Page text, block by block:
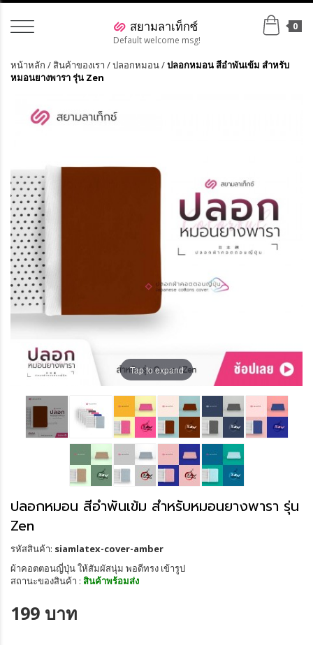
Default welcome msg!
0
หน้าหลัก / สินค้าของเรา /ปลอกหมอน/ปลอกหมอน สีอำพันเข้ม สำหรับ
หมอนยางพารา รุ่น Zen
Tap to expand
ปลอกหมอน สีอำพันเข้ม สำหรับหมอนยางพารา รุ่น
Zen
รหัสสินค้า: siamlatex-cover-amber
ผ้าคอตตอนญี่ปุ่น ให้สัมผัสนุ่ม พอดีทรง เข้ารูป
สถานะของสินค้า : สินค้าพร้อมส่ง
199 บาท